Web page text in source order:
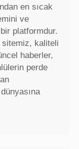
en sıcak
ve
platformdur.
kaliteli
haberler,
perde